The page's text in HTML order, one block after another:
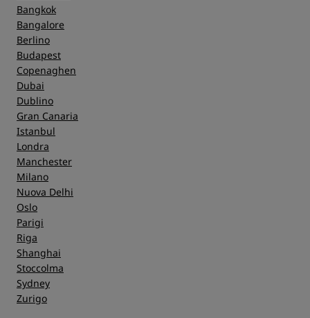
Bangkok
Bangalore
Berlino
Budapest
Copenaghen
Dubai
Dublino
Gran Canaria
Istanbul
Londra
Manchester
Milano
Nuova Delhi
Oslo
Parigi
Riga
Shanghai
Stoccolma
Sydney
Zurigo